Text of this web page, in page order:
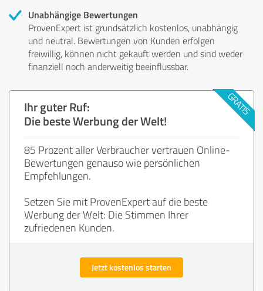
Unabhängige Bewertungen
ProvenExpert ist grundsätzlich kostenlos, unabhängig
und neutral. Bewertungen von Kunden erfolgen
freiwillig, können nicht gekauft werden und sind weder
finanziell noch anderweitig beeinflussbar.
Ihr guter Ruf:
Die beste Werbung der Welt!
85 Prozent aller Verbraucher vertrauen Online-
Bewertungen genauso wie persönlichen
Empfehlungen.
Setzen Sie mit ProvenExpert auf die beste
Werbung der Welt: Die Stimmen Ihrer
zufriedenen Kunden.
Jetzt kostenlos starten